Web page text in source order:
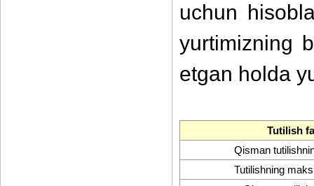
uchun
yurtimizning
etgan holda
Tutilish
Qisman
Tutilishning